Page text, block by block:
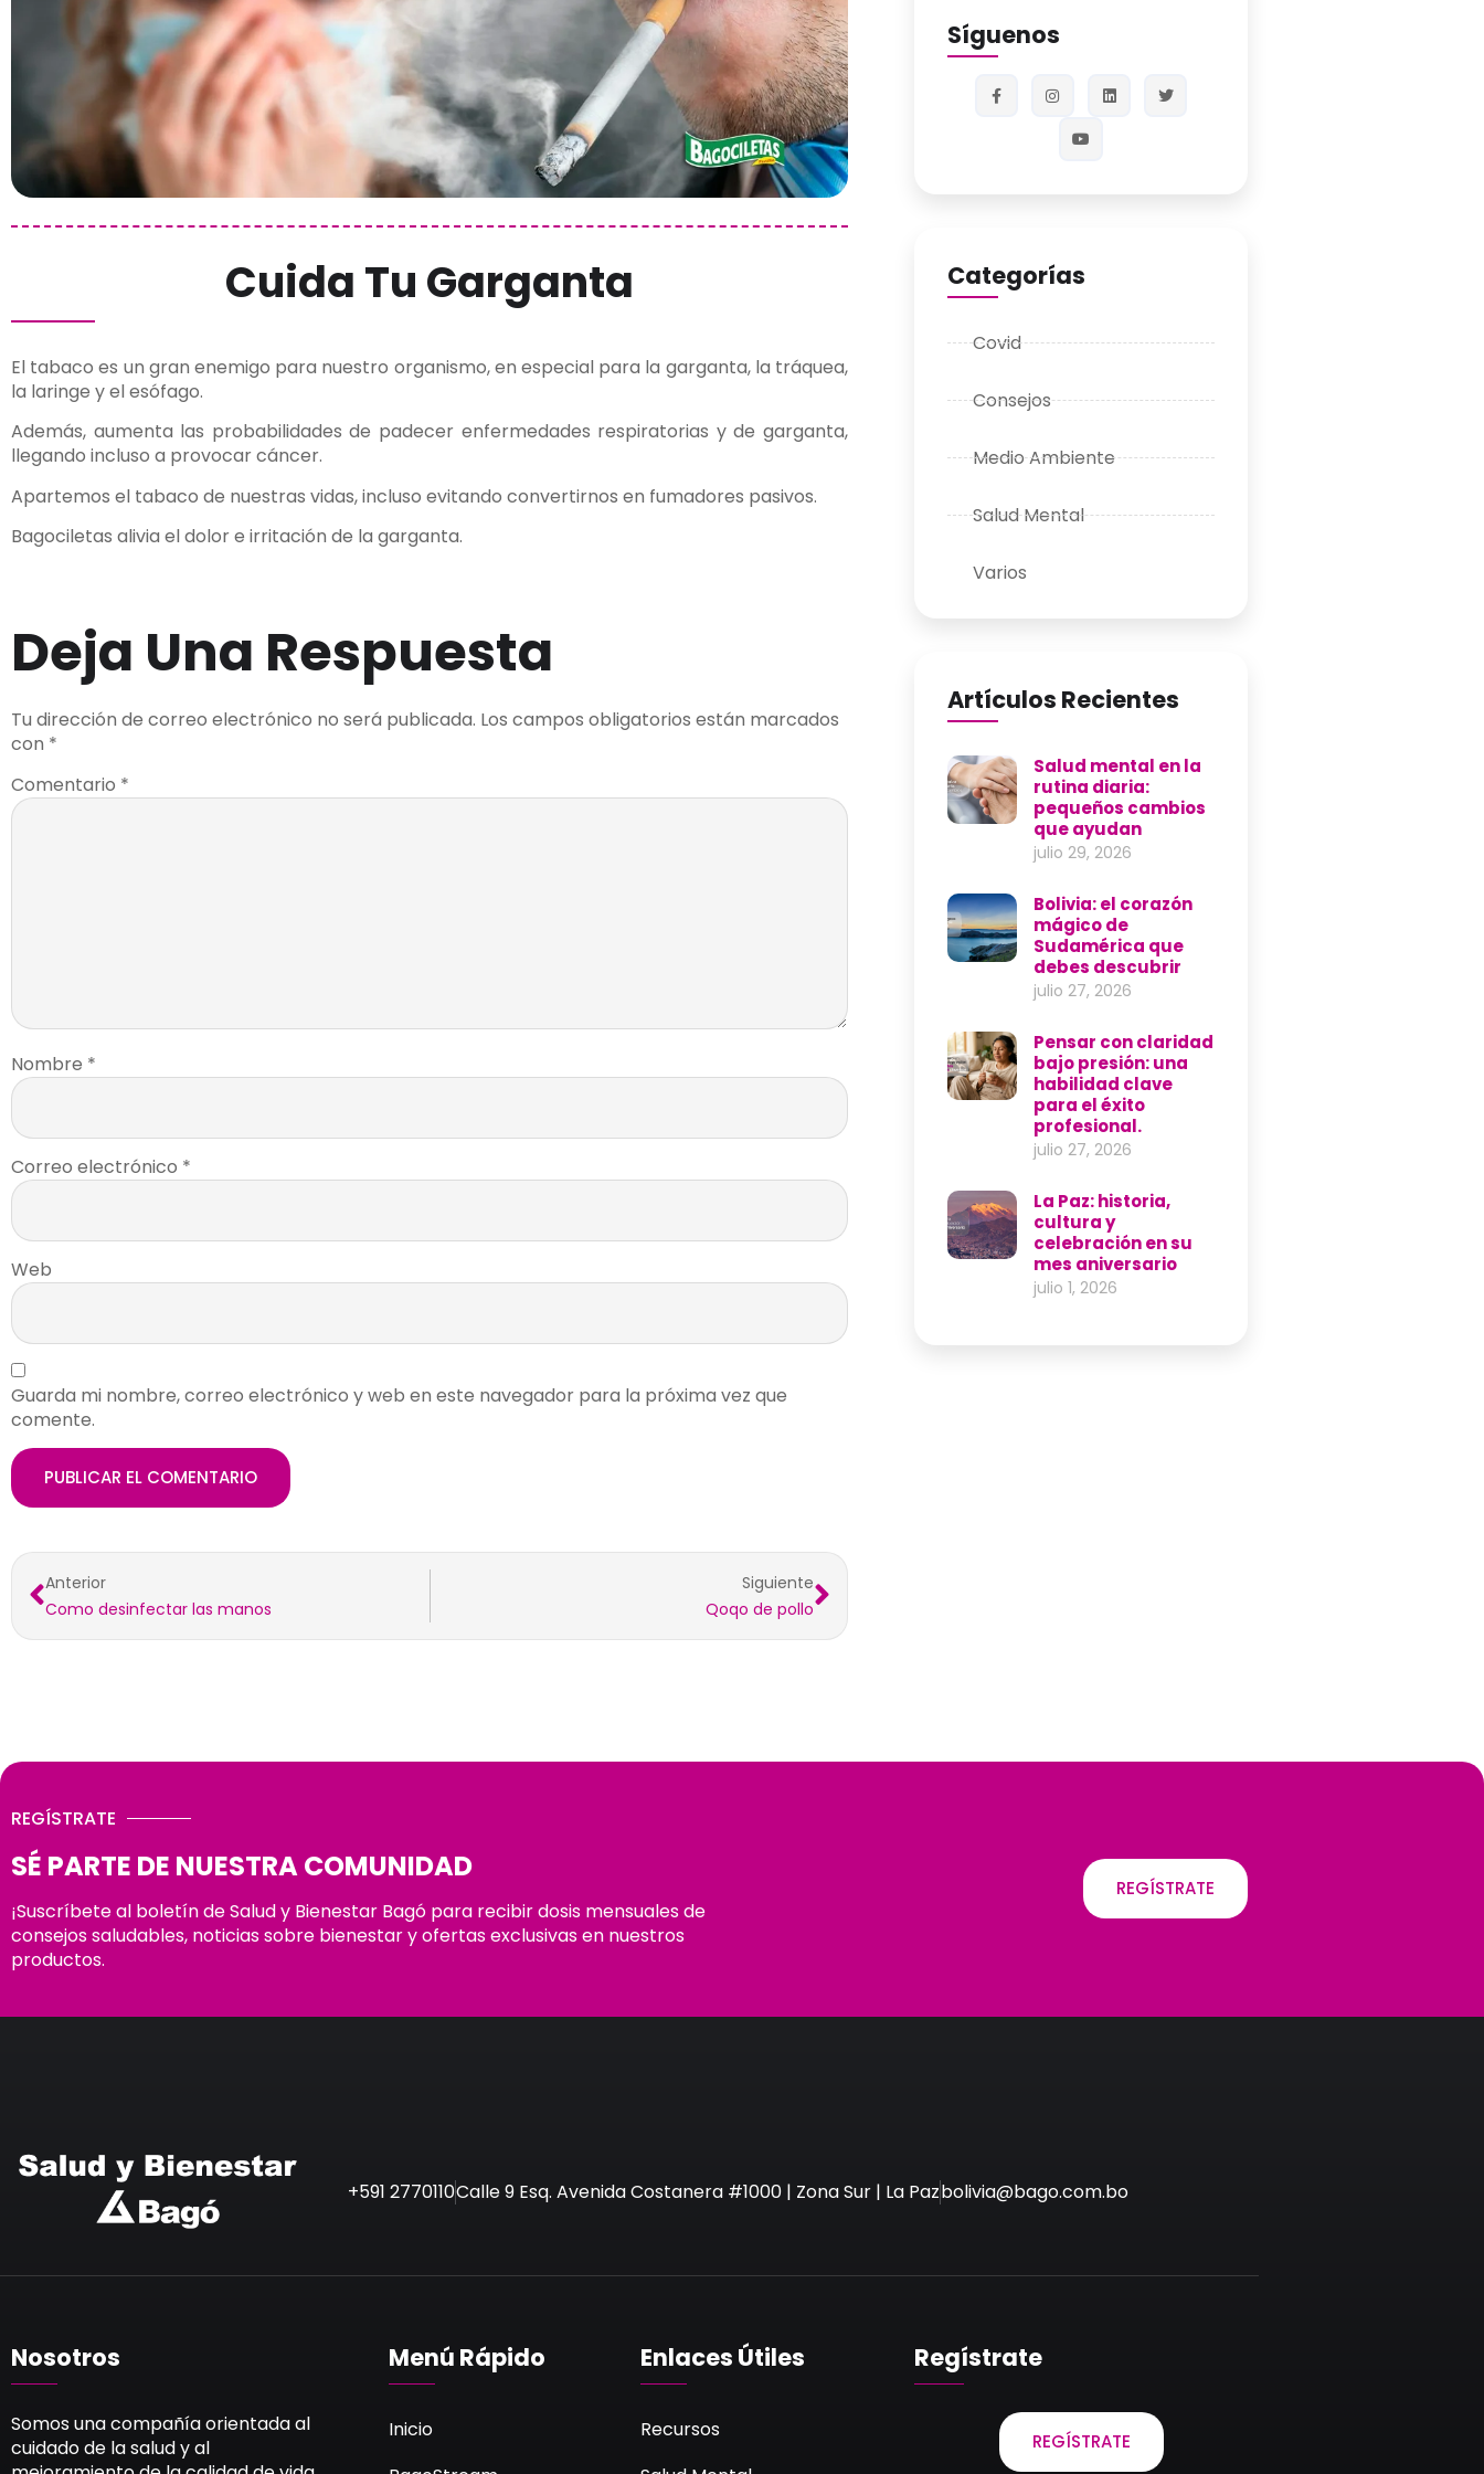
Cuida Tu Garganta
El tabaco es un gran enemigo para nuestro organismo, en especial para la garganta, la tráquea,
la laringe y el esófago.
Además, aumenta las probabilidades de padecer enfermedades respiratorias y de garganta,
llegando incluso a provocar cáncer.
Apartemos el tabaco de nuestras vidas, incluso evitando convertirnos en fumadores pasivos.
Bagociletas alivia el dolor e irritación de la garganta.
Deja Una Respuesta
Tu dirección de correo electrónico no será publicada. Los campos obligatorios están marcados
con *
Comentario *
Nombre *
Correo electrónico *
Web
Guarda mi nombre, correo electrónico y web en este navegador para la próxima vez que
comente.
Anterior
Como desinfectar las manos
Siguiente
Qoqo de pollo
Síguenos
Categorías
Covid
Consejos
Medio Ambiente
Salud Mental
Varios
Artículos Recientes
Salud mental en la
rutina diaria:
pequeños cambios
que ayudan
julio 29, 2026
Bolivia: el corazón
mágico de
Sudamérica que
debes descubrir
julio 27, 2026
Pensar con claridad
bajo presión: una
habilidad clave
para el éxito
profesional.
julio 27, 2026
La Paz: historia,
cultura y
celebración en su
mes aniversario
julio 1, 2026
REGÍSTRATE
SÉ PARTE DE NUESTRA COMUNIDAD
¡Suscríbete al boletín de Salud y Bienestar Bagó para recibir dosis mensuales de
consejos saludables, noticias sobre bienestar y ofertas exclusivas en nuestros
productos.
REGÍSTRATE
+591 2770110Calle 9 Esq. Avenida Costanera #1000 | Zona Sur | La Pazbolivia@bago.com.bo
Nosotros
Somos una compañía orientada al
cuidado de la salud y al
Menú Rápido
Inicio
Enlaces Útiles
Recursos
Regístrate
REGÍSTRATE